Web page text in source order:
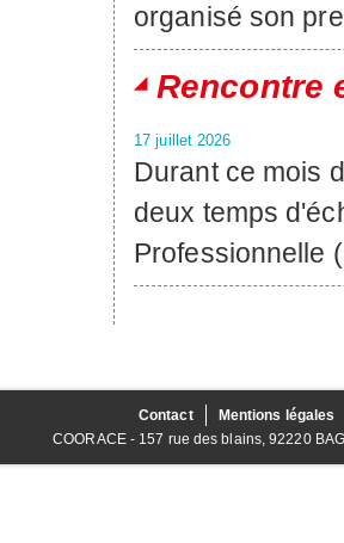
organisé son
Rencontre
17 juillet 2026
Durant ce mois
deux temps
Professionnelle
Contact
Mentions légales
COORACE - 157 rue des blains, 92220